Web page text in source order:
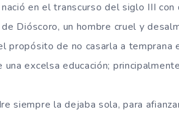
en el transcurso del siglo III
Dióscoro, un hombre cruel y
propósito de no casarla a temprana
excelsa educación;
siempre la dejaba sola, para